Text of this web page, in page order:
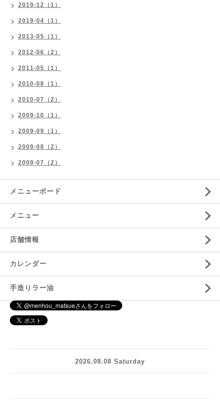
2019-12（1）
2019-04（1）
2013-05（1）
2012-06（2）
2011-05（1）
2010-08（1）
2010-07（2）
2009-10（1）
2009-09（1）
2009-08（2）
2009-07（2）
メニューボード
メニュー
店舗情報
カレンダー
手造りラー油
2026.08.08 Saturday